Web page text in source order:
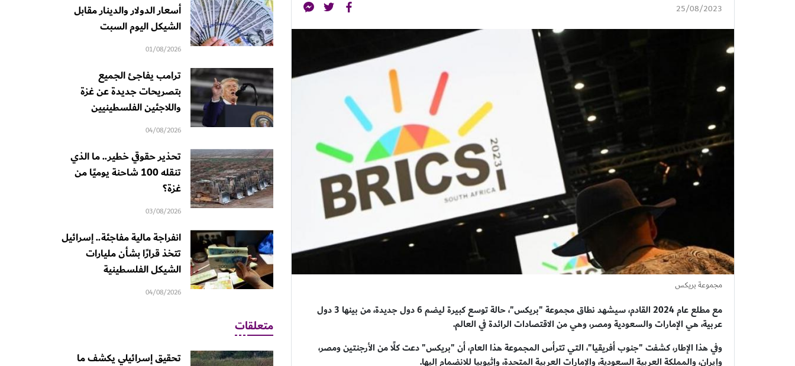
25/08/2023
مجموعة بريكس
مع مطلع عام 2024 القادم، سيشهد نطاق مجموعة "بريكس"، حالة توسع كبيرة ليضم 6 دول جديدة، من بينها 3 دول
عربية، هي الإمارات والسعودية ومصر، وهي من الاقتصادات الرائدة في العالم.
وفي هذا الإطار، كشفت "جنوب أفريقيا"، التي تترأس المجموعة هذا العام، أن "بريكس" دعت كلًا من الأرجنتين ومصر،
وإيران، والمملكة العربية السعودية، والإمارات العربية المتحدة، وإثيوبيا للانضمام إليها.
أسعار الدولار والدينار مقابل
الشيكل اليوم السبت
01/08/2026
ترامب يفاجئ الجميع
بتصريحات جديدة عن غزة
واللاجئين الفلسطينيين
04/08/2026
تحذير حقوقي خطير.. ما الذي
تنقله 100 شاحنة يوميًا من
غزة؟
03/08/2026
انفراجة مالية مفاجئة.. إسرائيل
تتخذ قرارًا بشأن مليارات
الشيكل الفلسطينية
04/08/2026
متعلقات
تحقيق إسرائيلي يكشف ما